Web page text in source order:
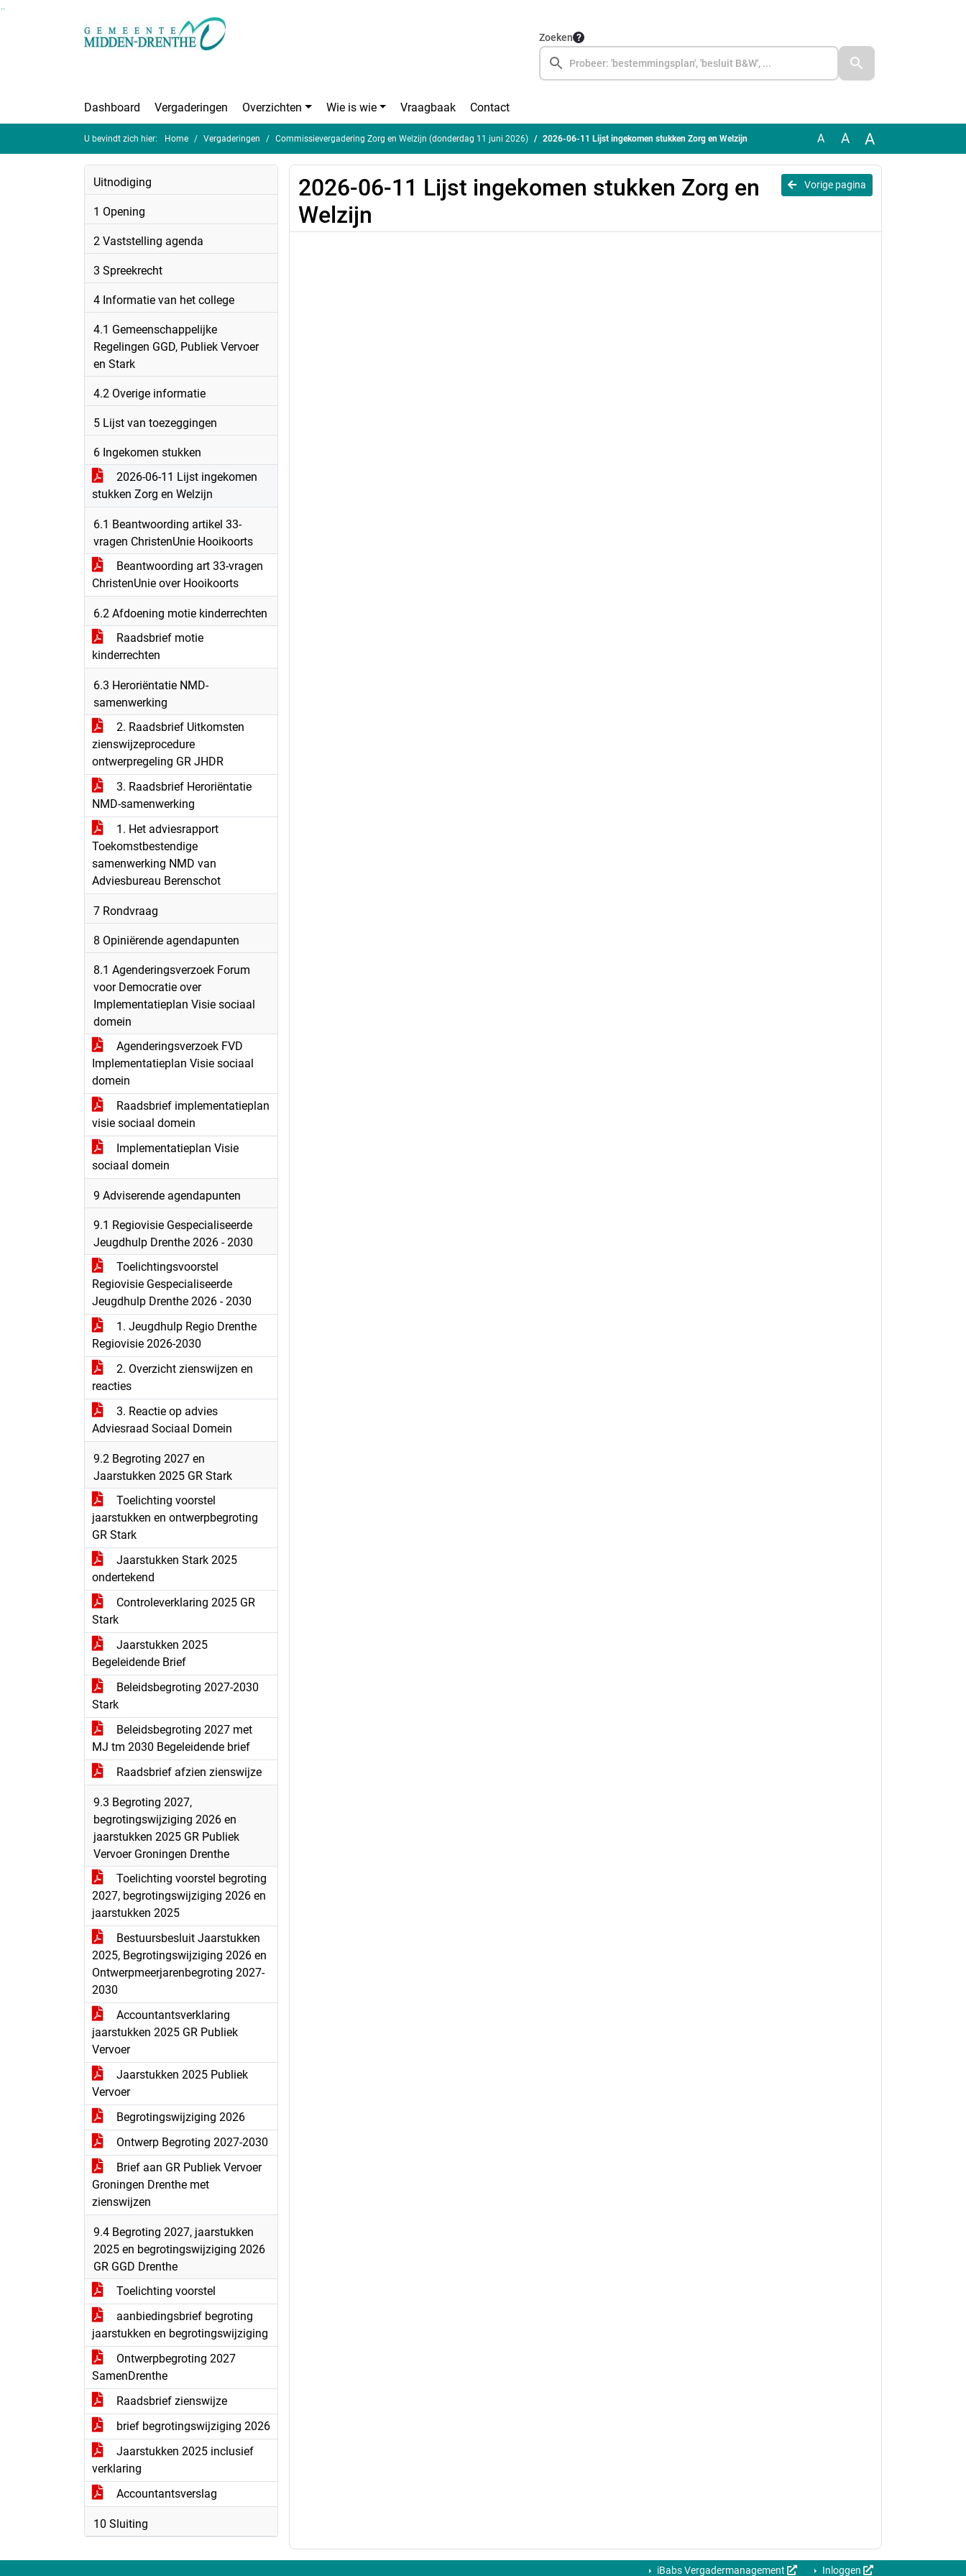
Zoeken
Dashboard Vergaderingen Overzichten Wie is wie Vraagbaak Contact
U bevindt zich hier: Home Vergaderingen Commissievergadering Zorg en Welzijn (donderdag 11 juni 2026) 2026-06-11 Lijst ingekomen stukken Zorg en Welzijn A A A
Uitnodiging
1 Opening
2 Vaststelling agenda
3 Spreekrecht
4 Informatie van het college
4.1 Gemeenschappelijke
Regelingen GGD, Publiek Vervoer
en Stark
4.2 Overige informatie
5 Lijst van toezeggingen
6 Ingekomen stukken
2026-06-11 Lijst ingekomen
stukken Zorg en Welzijn
6.1 Beantwoording artikel 33-
vragen ChristenUnie Hooikoorts
Beantwoording art 33-vragen
ChristenUnie over Hooikoorts
6.2 Afdoening motie kinderrechten
Raadsbrief motie
kinderrechten
6.3 Heroriëntatie NMD-
samenwerking
2. Raadsbrief Uitkomsten
zienswijzeprocedure
ontwerpregeling GR JHDR
3. Raadsbrief Heroriëntatie
NMD-samenwerking
1. Het adviesrapport
Toekomstbestendige
samenwerking NMD van
Adviesbureau Berenschot
7 Rondvraag
8 Opiniërende agendapunten
8.1 Agenderingsverzoek Forum
voor Democratie over
Implementatieplan Visie sociaal
domein
Agenderingsverzoek FVD
Implementatieplan Visie sociaal
domein
Raadsbrief implementatieplan
visie sociaal domein
Implementatieplan Visie
sociaal domein
9 Adviserende agendapunten
9.1 Regiovisie Gespecialiseerde
Jeugdhulp Drenthe 2026 - 2030
Toelichtingsvoorstel
Regiovisie Gespecialiseerde
Jeugdhulp Drenthe 2026 - 2030
1. Jeugdhulp Regio Drenthe
Regiovisie 2026-2030
2. Overzicht zienswijzen en
reacties
3. Reactie op advies
Adviesraad Sociaal Domein
9.2 Begroting 2027 en
Jaarstukken 2025 GR Stark
Toelichting voorstel
jaarstukken en ontwerpbegroting
GR Stark
Jaarstukken Stark 2025
ondertekend
Controleverklaring 2025 GR
Stark
Jaarstukken 2025
Begeleidende Brief
Beleidsbegroting 2027-2030
Stark
Beleidsbegroting 2027 met
MJ tm 2030 Begeleidende brief
Raadsbrief afzien zienswijze
9.3 Begroting 2027,
begrotingswijziging 2026 en
jaarstukken 2025 GR Publiek
Vervoer Groningen Drenthe
Toelichting voorstel begroting
2027, begrotingswijziging 2026 en
jaarstukken 2025
Bestuursbesluit Jaarstukken
2025, Begrotingswijziging 2026 en
Ontwerpmeerjarenbegroting 2027-
2030
Accountantsverklaring
jaarstukken 2025 GR Publiek
Vervoer
Jaarstukken 2025 Publiek
Vervoer
Begrotingswijziging 2026
Ontwerp Begroting 2027-2030
Brief aan GR Publiek Vervoer
Groningen Drenthe met
zienswijzen
9.4 Begroting 2027, jaarstukken
2025 en begrotingswijziging 2026
GR GGD Drenthe
Toelichting voorstel
aanbiedingsbrief begroting
jaarstukken en begrotingswijziging
Ontwerpbegroting 2027
SamenDrenthe
Raadsbrief zienswijze
brief begrotingswijziging 2026
Jaarstukken 2025 inclusief
verklaring
Accountantsverslag
10 Sluiting
Vorige pagina
2026-06-11 Lijst ingekomen stukken Zorg en
Welzijn
iBabs Vergadermanagement Inloggen